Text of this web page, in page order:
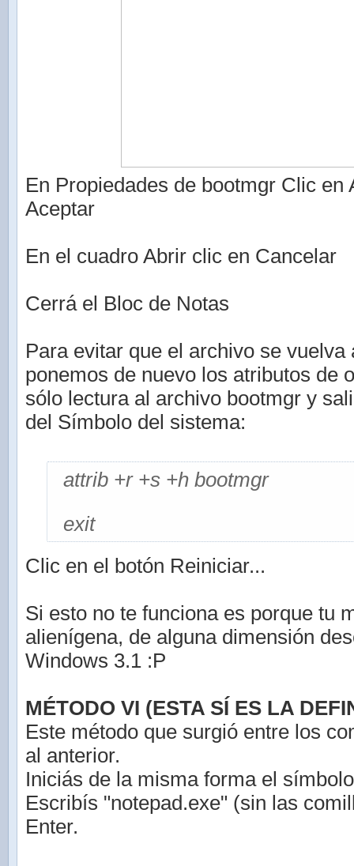
En Propiedades de bootmgr Clic en
Aceptar
En el cuadro Abrir clic en Cancelar
Cerrá el Bloc de Notas
Para evitar que el archivo se vuelva
ponemos de nuevo los atributos de
sólo lectura al archivo bootmgr y
del Símbolo del sistema:
attrib +r +s +h bootmgr
exit
Clic en el botón Reiniciar...
Si esto no te funciona es porque tu
alienígena, de alguna dimensión
Windows 3.1 :P
MÉTODO VI (ESTA SÍ ES LA
Este método que surgió entre los
al anterior.
Iniciás de la misma forma el
Escribís "notepad.exe" (sin las
Enter.